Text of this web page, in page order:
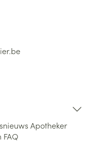
Apotheker
FAQ